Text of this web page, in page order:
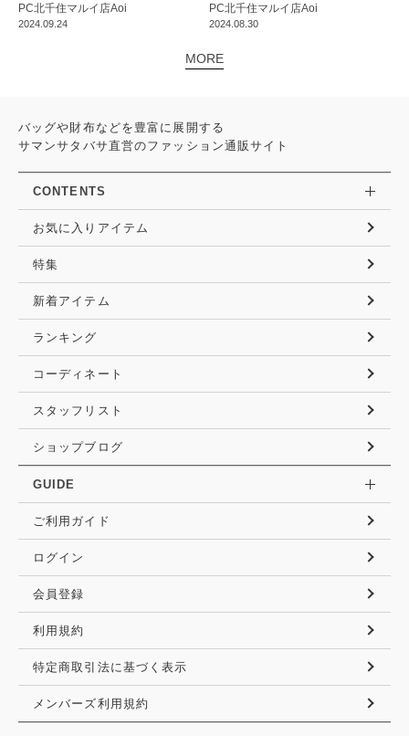
2024.09.24
PC北千住マルイ店Aoi
2024.08.30
PC北千住マルイ店Aoi
MORE
バッグや財布などを豊富に展開する
サマンサタバサ直営のファッション通販サイト
CONTENTS
お気に入りアイテム
特集
新着アイテム
ランキング
コーディネート
スタッフリスト
ショップブログ
GUIDE
ご利用ガイド
ログイン
会員登録
利用規約
特定商取引法に基づく表示
メンバーズ利用規約